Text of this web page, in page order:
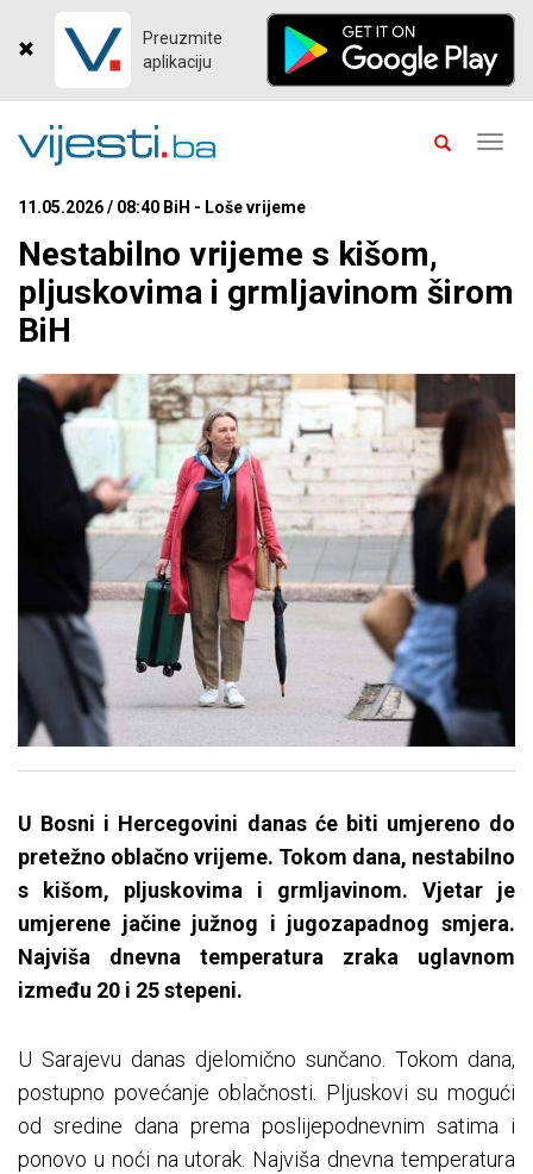
Preuzmite
aplikaciju
11.05.2026 / 08:40 BiH - Loše vrijeme
Nestabilno vrijeme s kišom,
pljuskovima i grmljavinom širom
BiH
U Bosni i Hercegovini danas će biti umjereno do
pretežno oblačno vrijeme. Tokom dana, nestabilno
s kišom, pljuskovima i grmljavinom. Vjetar je
umjerene jačine južnog i jugozapadnog smjera.
Najviša dnevna temperatura zraka uglavnom
između 20 i 25 stepeni.
U Sarajevu danas djelomično sunčano. Tokom dana,
postupno povećanje oblačnosti. Pljuskovi su mogući
od sredine dana prema poslijepodnevnim satima i
ponovo u noći na utorak. Najviša dnevna temperatura